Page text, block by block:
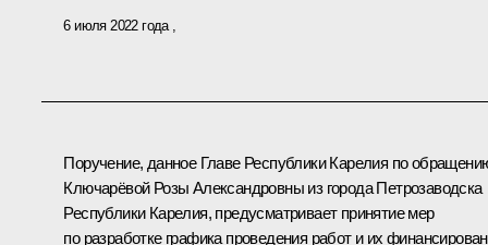
6 июля 2022 года
Поручение, данное Главе Республики Карелия по
Ключарёвой Розы Александровны из города Петрозаводска
Республики Карелия, предусматривает принятие мер
по разработке графика проведения работ и их